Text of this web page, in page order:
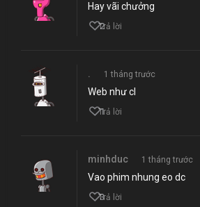
Hay vãi chưởng
2
Trả lời
. 1 tháng trước
Web như cl
1
Trả lời
minhduc 1 tháng trước
Vao phim nhung eo dc
3
Trả lời